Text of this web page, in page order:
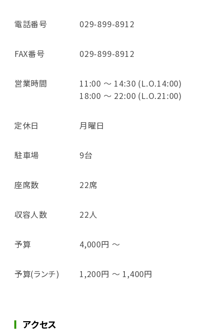
電話番号 029-899-8912
FAX番号 029-899-8912
営業時間
11:00 ～ 14:30 (L.O.14:00)
18:00 ～ 22:00 (L.O.21:00)
定休日 月曜日
駐車場 9台
座席数 22席
収容人数 22人
予算 4,000円 ～
予算(ランチ) 1,200円 ～ 1,400円
アクセス